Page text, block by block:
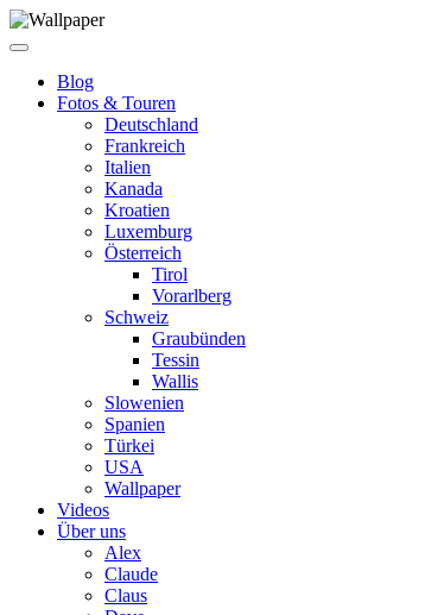
Blog
Fotos & Touren
Deutschland
Frankreich
Italien
Kanada
Kroatien
Luxemburg
Österreich
Tirol
Vorarlberg
Schweiz
Graubünden
Tessin
Wallis
Slowenien
Spanien
Türkei
USA
Wallpaper
Videos
Über uns
Alex
Claude
Claus